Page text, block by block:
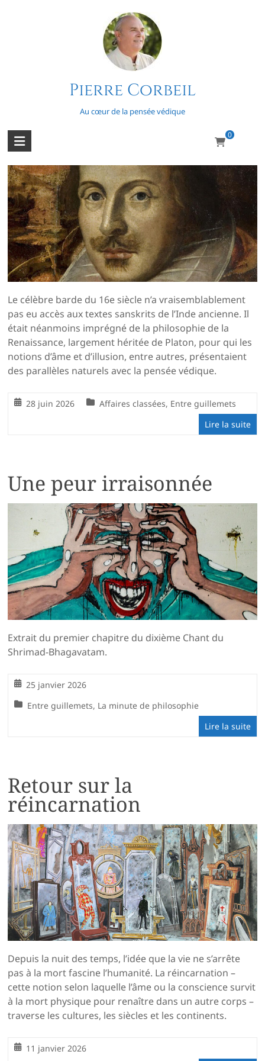
Pierre Corbeil
Au cœur de la pensée védique
0
Les sept âges de la vie
Le célèbre barde du 16e siècle n’a vraisemblablement
pas eu accès aux textes sanskrits de l’Inde ancienne. Il
était néanmoins imprégné de la philosophie de la
Renaissance, largement héritée de Platon, pour qui les
notions d’âme et d’illusion, entre autres, présentaient
des parallèles naturels avec la pensée védique.
28 juin 2026 Affaires classées, Entre guillemets
Lire la suite
Une peur irraisonnée
Extrait du premier chapitre du dixième Chant du
Shrimad-Bhagavatam.
25 janvier 2026
Entre guillemets, La minute de philosophie
Lire la suite
Retour sur la
réincarnation
Depuis la nuit des temps, l’idée que la vie ne s’arrête
pas à la mort fascine l’humanité. La réincarnation –
cette notion selon laquelle l’âme ou la conscience survit
à la mort physique pour renaître dans un autre corps –
traverse les cultures, les siècles et les continents.
11 janvier 2026